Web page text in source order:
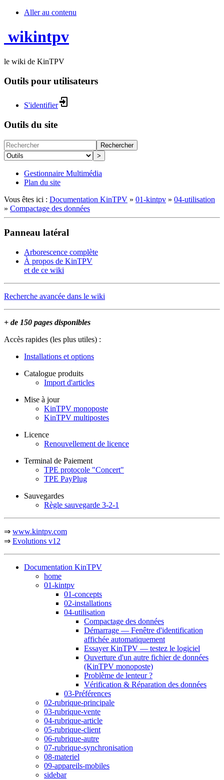
Aller au contenu
wikintpv
le wiki de KinTPV
Outils pour utilisateurs
S'identifier
Outils du site
Rechercher
>
Gestionnaire Multimédia
Plan du site
Vous êtes ici : Documentation KinTPV » 01-kintpv » 04-utilisation
» Compactage des données
Panneau latéral
Arborescence complète
À propos de KinTPV
et de ce wiki
Recherche avancée dans le wiki
+ de 150 pages disponibles
Accès rapides (les plus utiles) :
Installations et options
Catalogue produits
Import d'articles
Mise à jour
KinTPV monoposte
KinTPV multipostes
Licence
Renouvellement de licence
Terminal de Paiement
TPE protocole "Concert"
TPE PayPlug
Sauvegardes
Règle sauvegarde 3-2-1
⇒ www.kintpv.com
⇒ Evolutions v12
Documentation KinTPV
home
01-kintpv
01-concepts
02-installations
04-utilisation
Compactage des données
Démarrage — Fenêtre d'identification
affichée automatiquement
Essayer KinTPV — testez le logiciel
Ouverture d'un autre fichier de données
(KinTPV monoposte)
Problème de lenteur ?
Vérification & Réparation des données
03-Préférences
02-rubrique-principale
03-rubrique-vente
04-rubrique-article
05-rubrique-client
06-rubrique-autre
07-rubrique-synchronisation
08-materiel
09-appareils-mobiles
sidebar